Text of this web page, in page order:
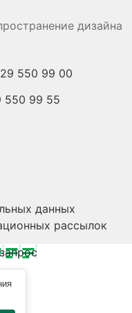
дизайна
550 99 00
550 99 55
данных
рассылок